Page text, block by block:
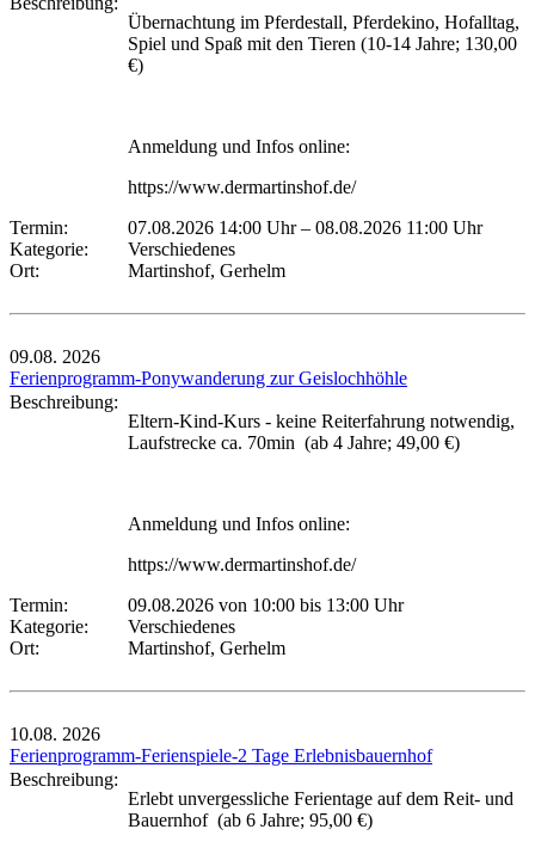
Übernachtung im Pferdestall, Pferdekino, Hofalltag,
Spiel und Spaß mit den Tieren (10-14 Jahre; 130,00
€)
Anmeldung und Infos online:
https://www.dermartinshof.de/
Termin:
07.08.2026 14:00 Uhr– 08.08.2026 11:00 Uhr
Kategorie:
Verschiedenes
Ort:
Martinshof, Gerhelm
09.08. 2026
Ferienprogramm-Ponywanderung zur Geislochhöhle
Beschreibung:
Eltern-Kind-Kurs - keine Reiterfahrung notwendig,
Laufstrecke ca. 70min (ab 4 Jahre; 49,00 €)
Anmeldung und Infos online:
https://www.dermartinshof.de/
Termin:
09.08.2026 von 10:00 bis 13:00 Uhr
Kategorie:
Verschiedenes
Ort:
Martinshof, Gerhelm
10.08. 2026
Ferienprogramm-Ferienspiele-2 Tage Erlebnisbauernhof
Beschreibung:
Erlebt unvergessliche Ferientage auf dem Reit- und
Bauernhof (ab 6 Jahre; 95,00 €)